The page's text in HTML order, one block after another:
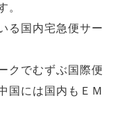
。
る国内宅急便サー
クでむずぶ国際便
国には国内もＥＭ